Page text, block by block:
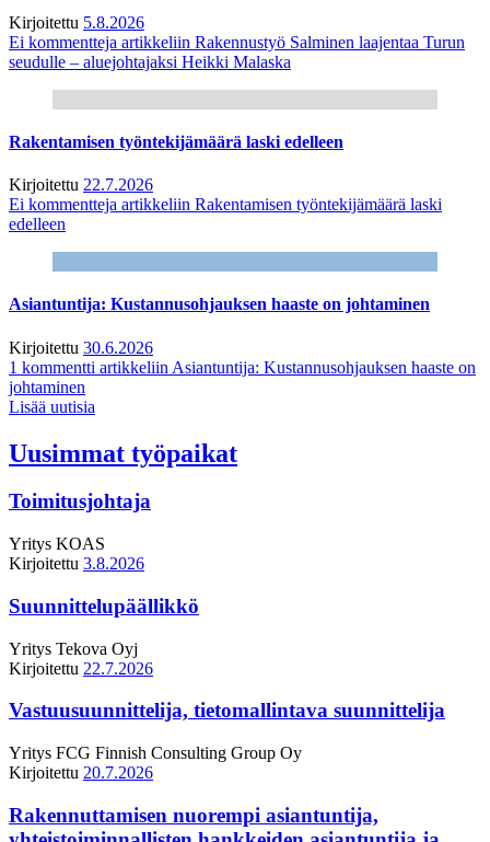
Kirjoitettu 5.8.2026
Ei kommentteja artikkeliin Rakennustyö Salminen laajentaa Turun
seudulle – aluejohtajaksi Heikki Malaska
Rakentamisen työntekijämäärä laski edelleen
Kirjoitettu 22.7.2026
Ei kommentteja artikkeliin Rakentamisen työntekijämäärä laski
edelleen
Asiantuntija: Kustannusohjauksen haaste on johtaminen
Kirjoitettu 30.6.2026
1 kommentti artikkeliin Asiantuntija: Kustannusohjauksen haaste on
johtaminen
Lisää uutisia
Uusimmat työpaikat
Toimitusjohtaja
Yritys KOAS
Kirjoitettu 3.8.2026
Suunnittelupäällikkö
Yritys Tekova Oyj
Kirjoitettu 22.7.2026
Vastuusuunnittelija, tietomallintava suunnittelija
Yritys FCG Finnish Consulting Group Oy
Kirjoitettu 20.7.2026
Rakennuttamisen nuorempi asiantuntija,